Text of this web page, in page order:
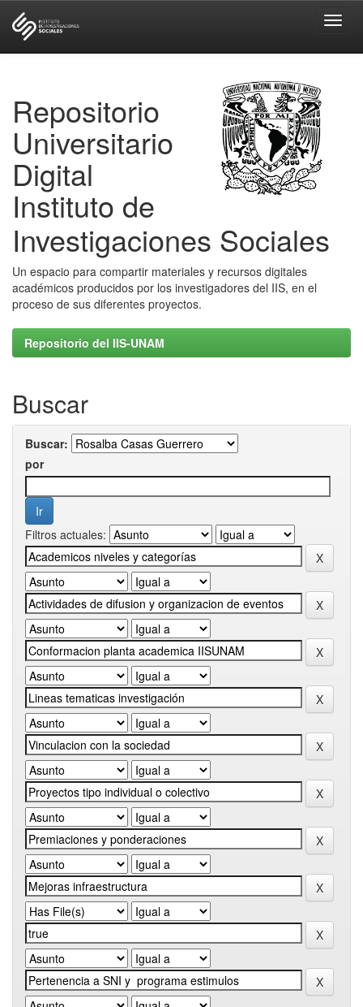
Repositorio
Universitario
Digital
Instituto de
Investigaciones Sociales
Un espacio para compartir materiales y recursos digitales
académicos producidos por los investigadores del IIS, en el
proceso de sus diferentes proyectos.
Repositorio del IIS-UNAM
Buscar
Buscar:
por
Filtros actuales: